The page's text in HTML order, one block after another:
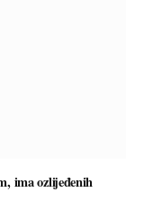
ima ozlijeđenih